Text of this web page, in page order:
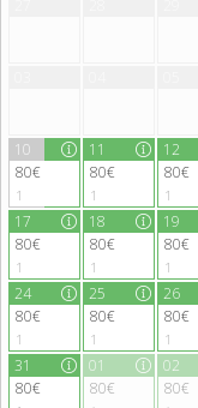
10
80€
1
11
80€
1
12
80€
1
17
80€
1
18
80€
1
19
80€
1
24
80€
1
25
80€
1
26
80€
1
31
80€
01
80€
02
80€